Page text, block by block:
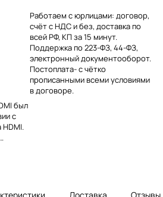
был
с
/
бит
Работаем с юрлицами: договор,
счёт с НДС и без, доставка по
всей РФ, КП за 15 минут.
Поддержка по 223-ФЗ, 44-ФЗ,
электронный документооборот.
Постоплата- с чётко
прописанными всеми условиями
в договоре.